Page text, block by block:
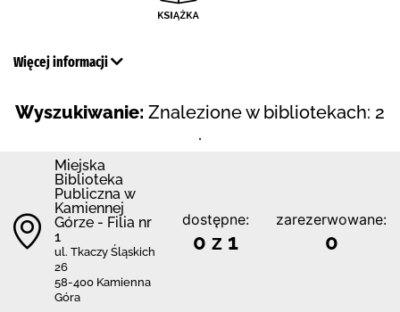
Więcej informacji
Wyszukiwanie: Znalezione w bibliotekach: 2
.
Miejska
Biblioteka
Publiczna w
Kamiennej
Górze - Filia nr
1
ul. Tkaczy Śląskich
26
58-400 Kamienna
Góra
dostępne:
0 z 1
zarezerwowane:
0